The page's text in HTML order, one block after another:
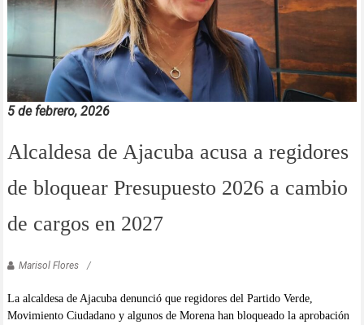
5 de febrero, 2026
Alcaldesa de Ajacuba acusa a regidores
de bloquear Presupuesto 2026 a cambio
de cargos en 2027
Marisol Flores
La alcaldesa de Ajacuba denunció que regidores del Partido Verde,
Movimiento Ciudadano y algunos de Morena han bloqueado la aprobación